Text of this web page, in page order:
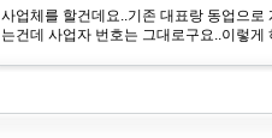
사업체를 할건데요..기존 대표랑 동업으
는건데 사업자 번호는 그대로구요..이렇